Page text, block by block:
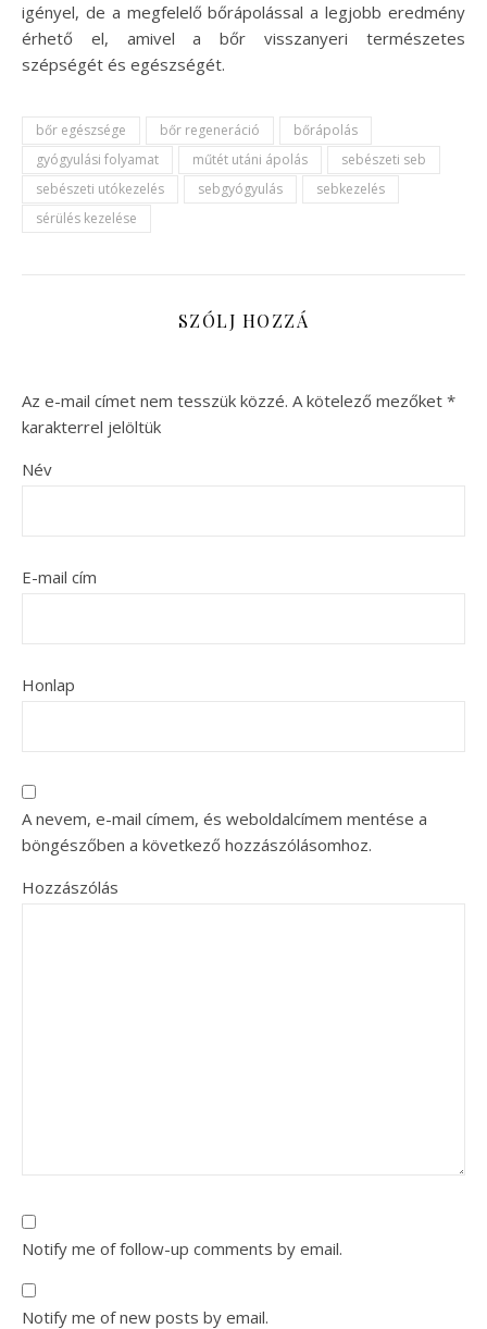
igényel, de a megfelelő bőrápolással a legjobb eredmény
érhető el, amivel a bőr visszanyeri természetes
szépségét és egészségét.
bőr egészsége bőr regeneráció
bőrápolás
gyógyulási folyamat
műtét utáni ápolás
sebészeti seb
sebészeti utókezelés
sebgyógyulás
sebkezelés
sérülés kezelése
SZÓLJ HOZZÁ
Az e-mail címet nem tesszük közzé. A kötelező mezőket *
karakterrel jelöltük
Név
E-mail cím
Honlap
A nevem, e-mail címem, és weboldalcímem mentése a
böngészőben a következő hozzászólásomhoz.
Hozzászólás
Notify me of follow-up comments by email.
Notify me of new posts by email.